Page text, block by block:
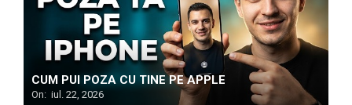
CUM PUI POZA CU TINE PE APPLE
On: iul. 22, 2026